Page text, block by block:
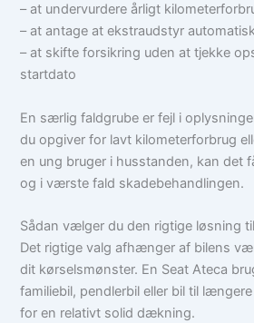
– at undervurdere årligt
– at antage at ekstraudstyr
– at skifte forsikring uden at tjekke
startdato
En særlig faldgrube er fejl i
du opgiver for lavt kilometerforbrug
en ung bruger i husstanden, kan det
og i værste fald skadebehandlingen.
Sådan vælger du den rigtige løsning
Det rigtige valg afhænger af bilens
dit kørselsmønster. En Seat Ateca
familiebil, pendlerbil eller bil til
for en relativt solid dækning.